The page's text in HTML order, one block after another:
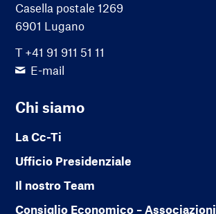
Casella postale 1269
6901 Lugano
T +41 91 911 51 11
E-mail
Chi siamo
La Cc-Ti
Ufficio Presidenziale
Il nostro Team
Consiglio Economico – Associazioni